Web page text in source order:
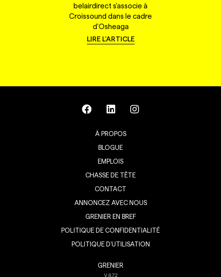
belairdirect s'associe à
Croissound dans le cadre
d'Osheaga
LIRE L'ARTICLE
À PROPOS
BLOGUE
EMPLOIS
CHASSE DE TÊTE
CONTACT
ANNONCEZ AVEC NOUS
GRENIER EN BREF
POLITIQUE DE CONFIDENTIALITÉ
POLITIQUE D’UTILISATION
GRENIER
V8.7.2